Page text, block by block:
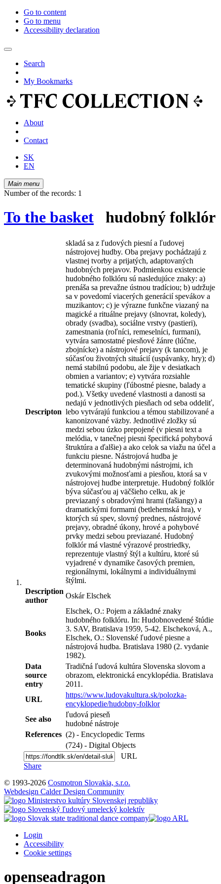
Go to content
Go to menu
Accessibility declaration
Search
My Bookmarks
About
Contact
SK
EN
Main menu
Number of the records: 1
To the basket hudobný folklór
Descripton
skladá sa z ľudových piesní a ľudovej
nástrojovej hudby. Oba prejavy pochádzajú z
vlastnej tvorby a prijatých, adaptovaných
hudobných prejavov. Podmienkou existencie
hudobného folklóru sú nasledujúce znaky: a)
prenáša sa prevažne ústnou tradíciou; b) udržuje
sa v povedomí viacerých generácií spevákov a
muzikantov; c) je výrazne funkčne viazaný na
magické a rituálne prejavy (slnovrat, koledy),
obrady (svadba), sociálne vrstvy (pastieri),
zamestnania (roľníci, remeselníci, furmani),
vytvára samostatné piesňové žánre (lúčne,
zbojnícke) a nástrojové prejavy (k tancom), je
súčasťou životných situácií (uspávanky, hry); d)
nemá stabilnú podobu, ale žije v desiatkach
obmien a variantov; e) vytvára rozsiahle
tematické skupiny (ľúbostné piesne, balady a
pod.). Všetky uvedené vlastnosti a danosti sa
nedajú v jednotlivých piesňach od seba oddeliť,
lebo vytvárajú funkciou a témou stabilizované a
kanonizované väzby. Jednotlivé zložky sú
medzi sebou úzko prepojené (v piesni text a
melódia, v tanečnej piesni špecifická pohybová
štruktúra a ďalšie) a ako celok sa viažu na účel a
funkciu piesne. Nástrojová hudba je
determinovaná hudobnými nástrojmi, ich
zvukovými možnosťami a piesňou, ktorá sa v
nástrojovej hudbe interpretuje. Hudobný folklór
býva súčasťou aj väčšieho celku, ak je
previazaný s obradovými hrami (fašiangy) a
dramatickými formami (betlehemská hra), v
ktorých sú spev, slovný prednes, nástrojové
prejavy, obradné úkony, hrové a pohybové
prvky medzi sebou previazané. Hudobný
folklór má vlastné výrazové prostriedky,
reprezentuje vlastný štýl a kultúru, ktoré sú
vyjadrené v dynamike časových premien,
regionálnymi, lokálnymi a individuálnymi
štýlmi.
Description
author
Oskár Elschek
Books
Elschek, O.: Pojem a základné znaky
hudobného folklóru. In: Hudobnovedené štúdie
3. SAV, Bratislava 1959, 5-42. Elscheková, A.,
Elschek, O.: Slovenské ľudové piesne a
nástrojová hudba. Bratislava 1980 (2. vydanie
1982).
Data
source
entry
Tradičná ľudová kultúra Slovenska slovom a
obrazom, elektronická encyklopédia. Bratislava
2011.
URL
https://www.ludovakultura.sk/polozka-
encyklopedie/hudobny-folklor
See also
ľudová pieseň
hudobné nástroje
References (2) - Encyclopedic Terms
(724) - Digital Objects
URL
Share
© 1993-2026 Cosmotron Slovakia, s.r.o.
Webdesign Calder Design Community
Login
Accessibility
Cookie settings
openseadragon